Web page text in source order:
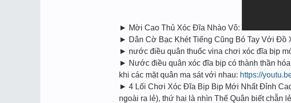
► Mời Cao Thủ Xóc Đĩa Nhào Vô:
► Dân Cờ Bạc Khét Tiếng Cũng Bó Tay Với Đồ
► nước điều quân thuốc vina chơi xóc đĩa bịp
► Nước điều quân xóc đĩa bịp có thành thần
khi các mặt quân ma sát với nhau: https://
► 4 Lối Chơi Xóc Đĩa Bịp Bịp Mới Nhất Đỉnh
ngoài ra lẻ), thứ hai là nhìn Thế Quân biết chẵn